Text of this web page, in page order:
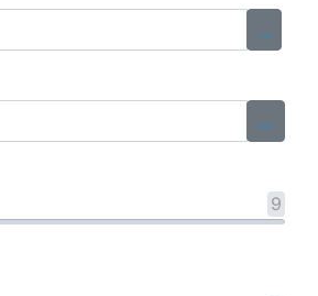
...
...
9